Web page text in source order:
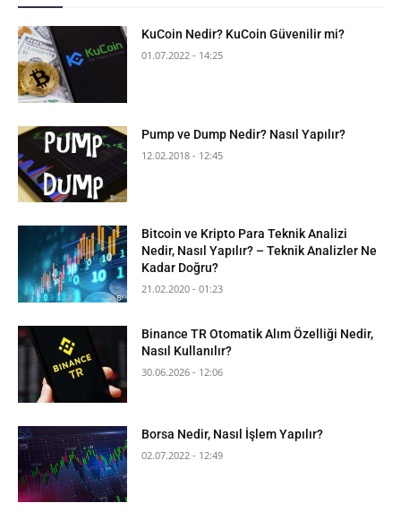
KuCoin Nedir? KuCoin Güvenilir mi?
01.07.2022 - 14:25
Pump ve Dump Nedir? Nasıl Yapılır?
12.02.2018 - 12:45
Bitcoin ve Kripto Para Teknik Analizi
Nedir, Nasıl Yapılır? – Teknik Analizler Ne
Kadar Doğru?
21.02.2020 - 01:23
Binance TR Otomatik Alım Özelliği Nedir,
Nasıl Kullanılır?
30.06.2026 - 12:06
Borsa Nedir, Nasıl İşlem Yapılır?
02.07.2022 - 12:49